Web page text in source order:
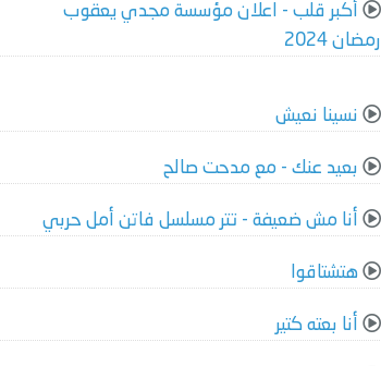
أكبر قلب - اعلان مؤسسة مجدي يعقوب
رمضان 2024
نسينا نعيش
بعيد عنك - مع مدحت صالح
أنا مش ضعيفة - تتر مسلسل فاتن أمل حربي
هتشتاقوا
أنا بعته كتير